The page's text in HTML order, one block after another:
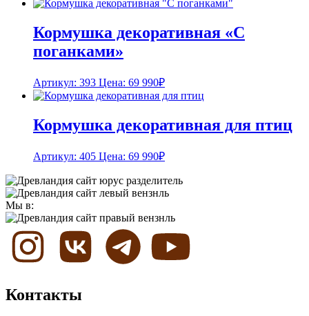
Кормушка декоративная «С
поганками»
Артикул: 393 Цена: 69 990₽
Кормушка декоративная для птиц
Артикул: 405 Цена: 69 990₽
Мы в:
Контакты